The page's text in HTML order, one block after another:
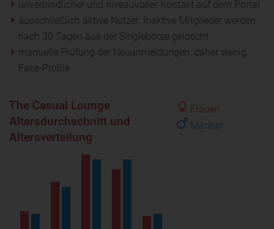
unverbindlicher und niveauvoller Kontakt auf dem Portal
ausschließlich aktive Nutzer: Inaktive Mitglieder werden
nach 30 Tagen aus der Singlebörse gelöscht
manuelle Prüfung der Neuanmeldungen, daher wenig
Fake-Profile
Frauen
Männer
The Casual Lounge
Altersdurchschnitt und
Altersverteilung